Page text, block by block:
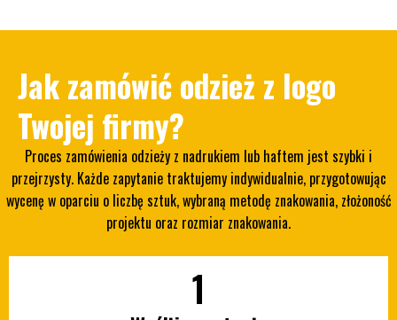
Jak zamówić odzież z logo
Twojej firmy?
Proces zamówienia odzieży z nadrukiem lub haftem jest szybki i
przejrzysty. Każde zapytanie traktujemy indywidualnie, przygotowując
wycenę w oparciu o liczbę sztuk, wybraną metodę znakowania, złożoność
projektu oraz rozmiar znakowania.
1